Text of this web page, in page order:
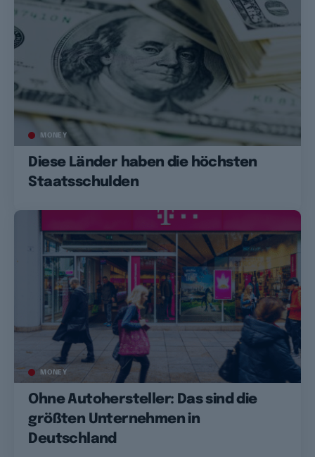
MONEY
Diese Länder haben die höchsten
Staatsschulden
MONEY
Ohne Autohersteller: Das sind die
größten Unternehmen in
Deutschland